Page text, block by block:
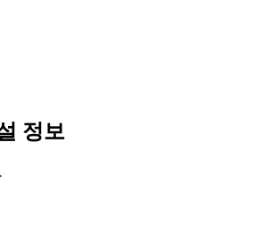
정보